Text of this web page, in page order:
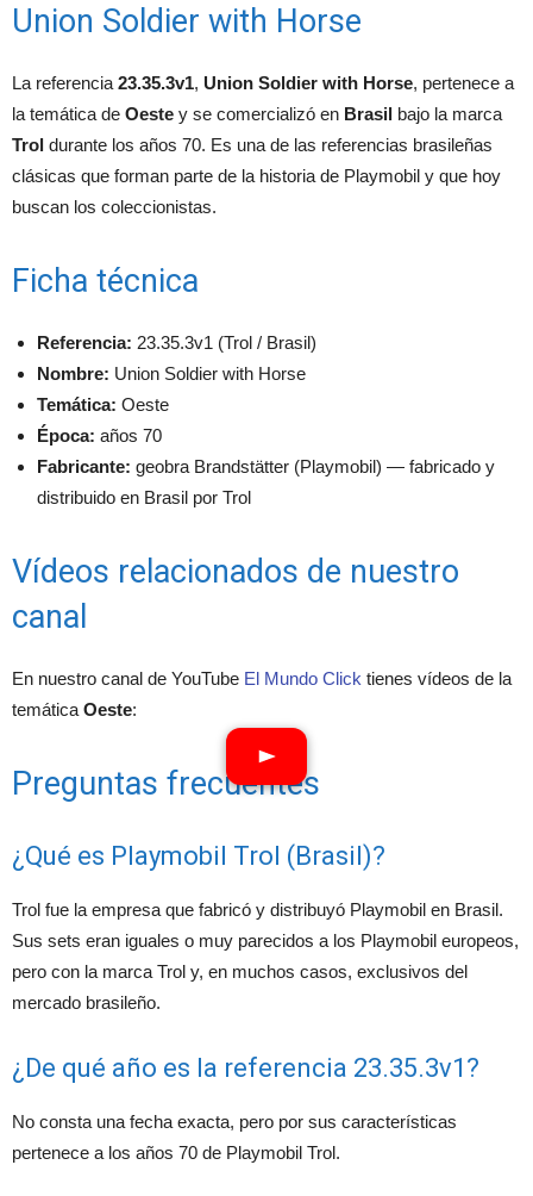
Union Soldier with Horse
La referencia 23.35.3v1, Union Soldier with Horse, pertenece a
la temática de Oeste y se comercializó en Brasil bajo la marca
Trol durante los años 70. Es una de las referencias brasileñas
clásicas que forman parte de la historia de Playmobil y que hoy
buscan los coleccionistas.
Ficha técnica
Referencia: 23.35.3v1 (Trol / Brasil)
Nombre: Union Soldier with Horse
Temática: Oeste
Época: años 70
Fabricante: geobra Brandstätter (Playmobil) — fabricado y
distribuido en Brasil por Trol
Vídeos relacionados de nuestro
canal
En nuestro canal de YouTube El Mundo Click tienes vídeos de la
temática Oeste:
Preguntas frecuentes
¿Qué es Playmobil Trol (Brasil)?
Trol fue la empresa que fabricó y distribuyó Playmobil en Brasil.
Sus sets eran iguales o muy parecidos a los Playmobil europeos,
pero con la marca Trol y, en muchos casos, exclusivos del
mercado brasileño.
¿De qué año es la referencia 23.35.3v1?
No consta una fecha exacta, pero por sus características
pertenece a los años 70 de Playmobil Trol.